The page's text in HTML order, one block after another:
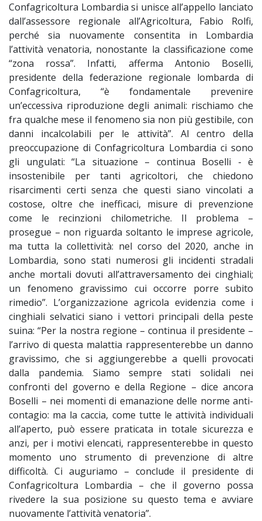
Confagricoltura Lombardia si unisce all’appello lanciato
dall’assessore regionale all’Agricoltura, Fabio Rolfi,
perché sia nuovamente consentita in Lombardia
l’attività venatoria, nonostante la classificazione come
“zona rossa”. Infatti, afferma Antonio Boselli,
presidente della federazione regionale lombarda di
Confagricoltura, “è fondamentale prevenire
un’eccessiva riproduzione degli animali: rischiamo che
fra qualche mese il fenomeno sia non più gestibile, con
danni incalcolabili per le attività”. Al centro della
preoccupazione di Confagricoltura Lombardia ci sono
gli ungulati: “La situazione – continua Boselli - è
insostenibile per tanti agricoltori, che chiedono
risarcimenti certi senza che questi siano vincolati a
costose, oltre che inefficaci, misure di prevenzione
come le recinzioni chilometriche. Il problema –
prosegue – non riguarda soltanto le imprese agricole,
ma tutta la collettività: nel corso del 2020, anche in
Lombardia, sono stati numerosi gli incidenti stradali
anche mortali dovuti all’attraversamento dei cinghiali;
un fenomeno gravissimo cui occorre porre subito
rimedio”. L’organizzazione agricola evidenzia come i
cinghiali selvatici siano i vettori principali della peste
suina: “Per la nostra regione – continua il presidente –
l’arrivo di questa malattia rappresenterebbe un danno
gravissimo, che si aggiungerebbe a quelli provocati
dalla pandemia. Siamo sempre stati solidali nei
confronti del governo e della Regione – dice ancora
Boselli – nei momenti di emanazione delle norme anti-
contagio: ma la caccia, come tutte le attività individuali
all’aperto, può essere praticata in totale sicurezza e
anzi, per i motivi elencati, rappresenterebbe in questo
momento uno strumento di prevenzione di altre
difficoltà. Ci auguriamo – conclude il presidente di
Confagricoltura Lombardia – che il governo possa
rivedere la sua posizione su questo tema e avviare
nuovamente l’attività venatoria”.